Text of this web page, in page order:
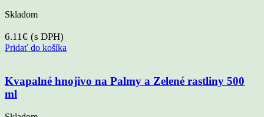
Skladom
6.11€ (s DPH)
Pridať do košíka
Kvapalné hnojivo na Palmy a Zelené rastliny 500
ml